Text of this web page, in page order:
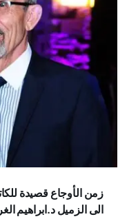
زمن الأوجاع قصيدة
الى الزميل د.ابراهيم